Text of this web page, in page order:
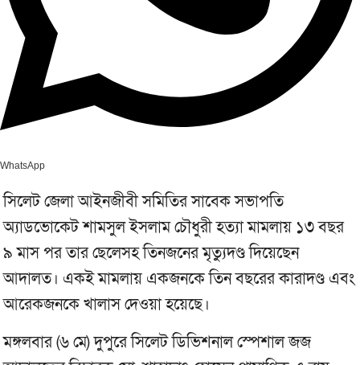
WhatsApp
সিলেট জেলা আইনজীবী সমিতির সাবেক সভাপতি
অ্যাডভোকেট শামসুল ইসলাম চৌধুরী হত্যা মামলায় ১৩ বছর
৯ মাস পর তার ছেলেসহ তিনজনের মৃত্যুদণ্ড দিয়েছেন
আদালত। একই মামলায় একজনকে তিন বছরের কারাদণ্ড এবং
আরেকজনকে খালাস দেওয়া হয়েছে।
মঙ্গলবার (৬ মে) দুপুরে সিলেট ডিভিশনাল স্পেশাল জজ